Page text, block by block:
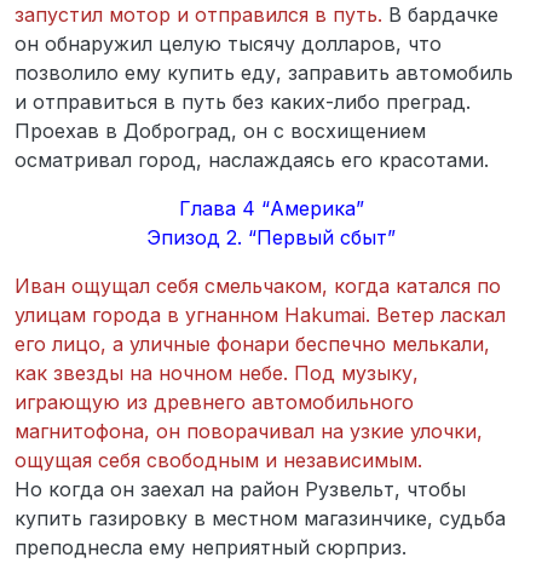
запустил мотор и отправился в путь. В бардачке
он обнаружил целую тысячу долларов, что
позволило ему купить еду, заправить автомобиль
и отправиться в путь без каких-либо преград.
Проехав в Доброград, он с восхищением
осматривал город, наслаждаясь его красотами.
Глава 4 “Америка”
Эпизод 2. “Первый сбыт”
Иван ощущал себя смельчаком, когда катался по
улицам города в угнанном Hakumai. Ветер ласкал
его лицо, а уличные фонари беспечно мелькали,
как звезды на ночном небе. Под музыку,
играющую из древнего автомобильного
магнитофона, он поворачивал на узкие улочки,
ощущая себя свободным и независимым.
Но когда он заехал на район Рузвельт, чтобы
купить газировку в местном магазинчике, судьба
преподнесла ему неприятный сюрприз.